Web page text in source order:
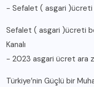
- Sefalet ( asgari )ücreti
Sefalet ( asgari )ücreti
Kanalı
- 2023 asgari ücret ara
Türkiye’nin Güçlü bir